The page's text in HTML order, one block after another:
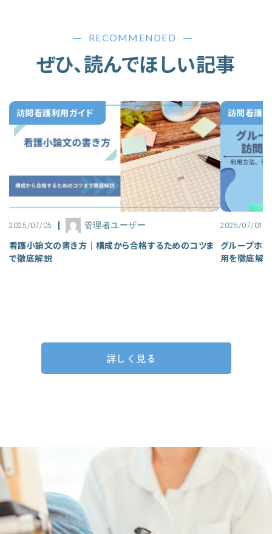
RECOMMENDED
ぜひ、読んでほしい記事
訪問看護利用ガイド
2025/07/05 管理者ユーザー
看護小論文の書き方｜構成から合格するためのコツま
で徹底解説
訪問看護
2025/07/01
グループホー
用を徹底解説
詳しく見る